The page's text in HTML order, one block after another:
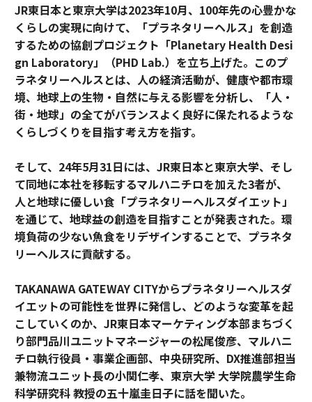
JR東日本と東京大学は2023年10月、100年先の心豊かな
くらしの実現に向けて、「プラネタリーヘルス」を創造
するための協創プロジェクト「Planetary Health Desi
gn Laboratory」（PHD Lab.）を立ち上げた。このプ
ラネタリーヘルスとは、人の経済活動が、健康や都市環
境、地球上の生物・自然に与える影響を分析し、「人・
街・地球」の全てがバランスよく良好に保たれるような
くらしづくりを目指す考え方を指す。
そして、24年5月31日には、JR東日本と東京大学、そし
て同地に本社を移転するマルハニチロを加えた3者が、
人と地球に優しい食「プラネタリーヘルスダイエット」
を通じて、地球益の創造を目指すことが発表された。環
境負荷の少ない魚食をリデザインすることで、プラネタ
リーヘルスに貢献する。
TAKANAWA GATEWAY CITYからプラネタリーヘルスダ
イエットの可能性を世界に発信し、どのような変革を起
こしていくのか、JR東日本マーケティング本部まちづく
り部門品川ユニットマネージャーの松尾俊彦、マルハニ
チロ執行役員・事業企画部、中央研究所、DX推進部担当
兼物流ユニット長の小関仁孝、東京大学 大学院農学生命
科学研究科 教授の五十嵐圭日子に話を聞いた。